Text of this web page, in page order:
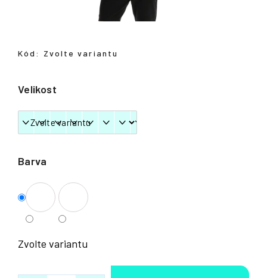
Barva
Velikost
Zvolte variantu
Kód: Zvolte variantu